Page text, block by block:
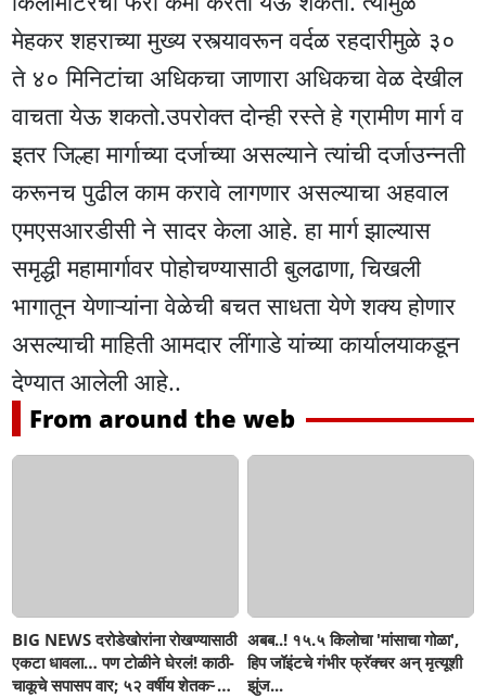
मेहकर शहराच्या मुख्य रस्त्यावरून वर्दळ रहदारीमुळे ३०
ते ४० मिनिटांचा अधिकचा जाणारा अधिकचा वेळ देखील
वाचता येऊ शकतो.उपरोक्त दोन्ही रस्ते हे ग्रामीण मार्ग व
इतर जिल्हा मार्गाच्या दर्जाच्या असल्याने त्यांची दर्जाउन्नती
करूनच पुढील काम करावे लागणार असल्याचा अहवाल
एमएसआरडीसी ने सादर केला आहे. हा मार्ग झाल्यास
समृद्धी महामार्गावर पोहोचण्यासाठी बुलढाणा, चिखली
भागातून येणाऱ्यांना वेळेची बचत साधता येणे शक्य होणार
असल्याची माहिती आमदार लींगाडे यांच्या कार्यालयाकडून
देण्यात आलेली आहे..
From around the web
BIG NEWS दरोडेखोरांना रोखण्यासाठी
एकटा धावला… पण टोळीने घेरलं! काठी-
चाकूचे सपासप वार; ५२ वर्षीय शेतकऱ्याचा
अबब..! १५.५ किलोचा 'मांसाचा गोळा',
हिप जॉइंटचे गंभीर फ्रॅक्चर अन् मृत्यूशी
झुंज...